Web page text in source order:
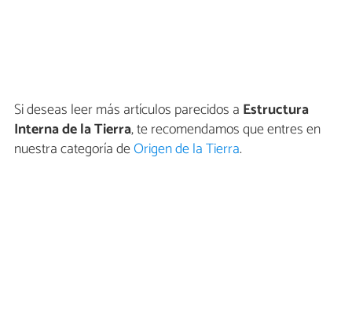
Si deseas leer más artículos parecidos a Estructura
Interna de la Tierra, te recomendamos que entres en
nuestra categoría deOrigen de la Tierra.